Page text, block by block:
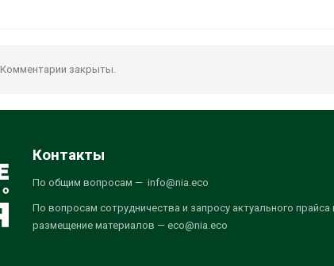
Комментарии закрыты.
Контакты
По общим вопросам — info@nia.eco
По вопросам сотрудничества и запросу актуального прайса
размещение материалов — eco@nia.eco